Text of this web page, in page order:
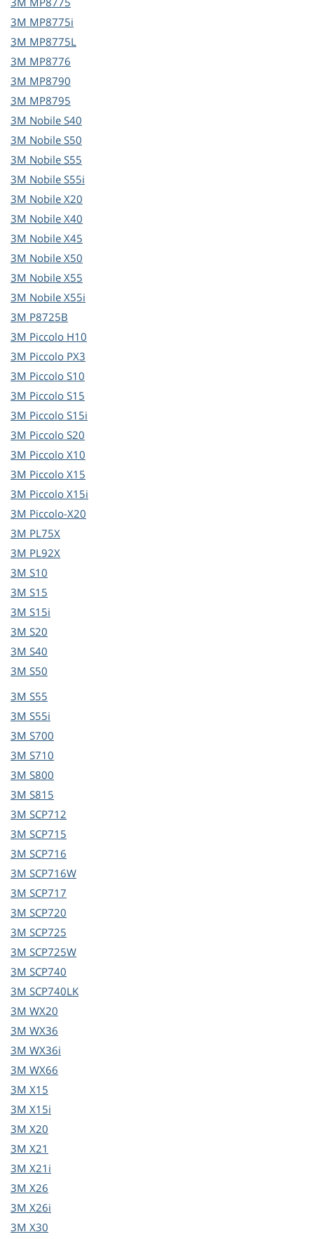
3M MP8775i
3M MP8775L
3M MP8776
3M MP8790
3M MP8795
3M Nobile S40
3M Nobile S50
3M Nobile S55
3M Nobile S55i
3M Nobile X20
3M Nobile X40
3M Nobile X45
3M Nobile X50
3M Nobile X55
3M Nobile X55i
3M P8725B
3M Piccolo H10
3M Piccolo PX3
3M Piccolo S10
3M Piccolo S15
3M Piccolo S15i
3M Piccolo S20
3M Piccolo X10
3M Piccolo X15
3M Piccolo X15i
3M Piccolo-X20
3M PL75X
3M PL92X
3M S10
3M S15
3M S15i
3M S20
3M S40
3M S50
3M S55
3M S55i
3M S700
3M S710
3M S800
3M S815
3M SCP712
3M SCP715
3M SCP716
3M SCP716W
3M SCP717
3M SCP720
3M SCP725
3M SCP725W
3M SCP740
3M SCP740LK
3M WX20
3M WX36
3M WX36i
3M WX66
3M X15
3M X15i
3M X20
3M X21
3M X21i
3M X26
3M X26i
3M X30